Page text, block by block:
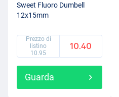
Sweet Fluoro Dumbell
12x15mm
Prezzo di
listino
10.95
10.40
Guarda